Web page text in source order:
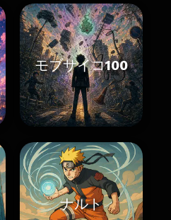
モブサイコ100
ナルト